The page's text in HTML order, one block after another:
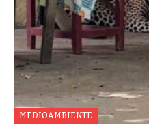
MEDIOAMBIENTE